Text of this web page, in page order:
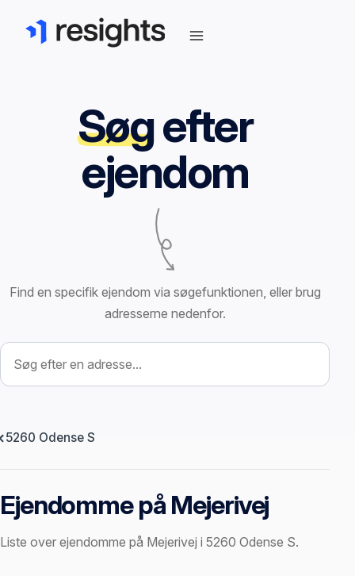
Søgefter
ejendom
Find en specifik ejendom via søgefunktionen, eller brug
adresserne nedenfor.
Søg efter ejendom
5260 Odense S
Ejendomme på Mejerivej
Liste over ejendomme på Mejerivej i 5260 Odense S.